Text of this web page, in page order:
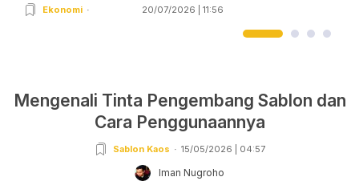
Ekonomi 20/07/2026 | 11:56
Mengenali Tinta Pengembang Sablon dan
Cara Penggunaannya
Sablon Kaos 15/05/2026 | 04:57
Iman Nugroho